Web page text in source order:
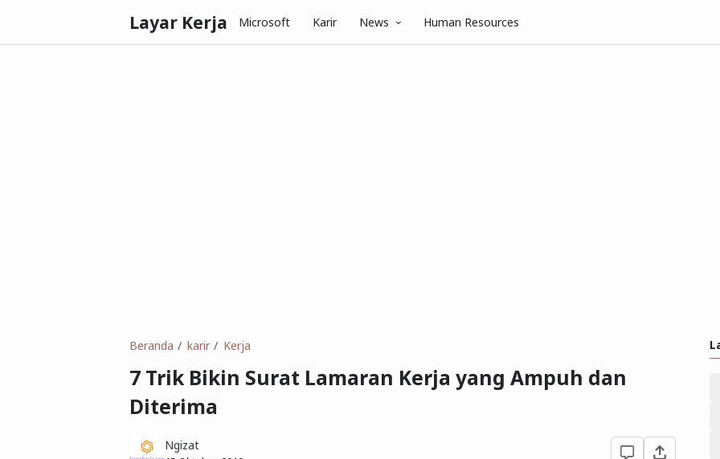
Layar Kerja Microsoft Karir News Human Resources
Beranda karir Kerja
7 Trik Bikin Surat Lamaran Kerja yang Ampuh dan
Diterima
Ngizat